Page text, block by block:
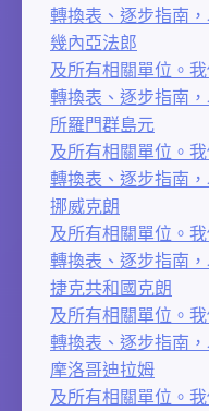
轉換表、逐步指南
幾內亞法郎
及所有相關單位。
轉換表、逐步指南
所羅門群島元
及所有相關單位。
轉換表、逐步指南
挪威克朗
及所有相關單位。
轉換表、逐步指南
捷克共和國克朗
及所有相關單位。
轉換表、逐步指南
摩洛哥迪拉姆
及所有相關單位。